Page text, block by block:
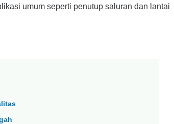
umum seperti penutup saluran dan lantai